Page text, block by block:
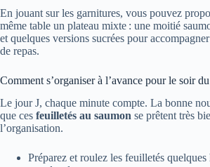
En jouant sur les garnitures, vous pouvez
même table un plateau mixte : une moitié
et quelques versions sucrées pour
de repas.
Comment s’organiser à l’avance pour le soir
Le jour J, chaque minute compte. La bonne
que ces feuilletés au saumon se prêtent très
l’organisation.
Préparez et roulez les feuilletés quelques